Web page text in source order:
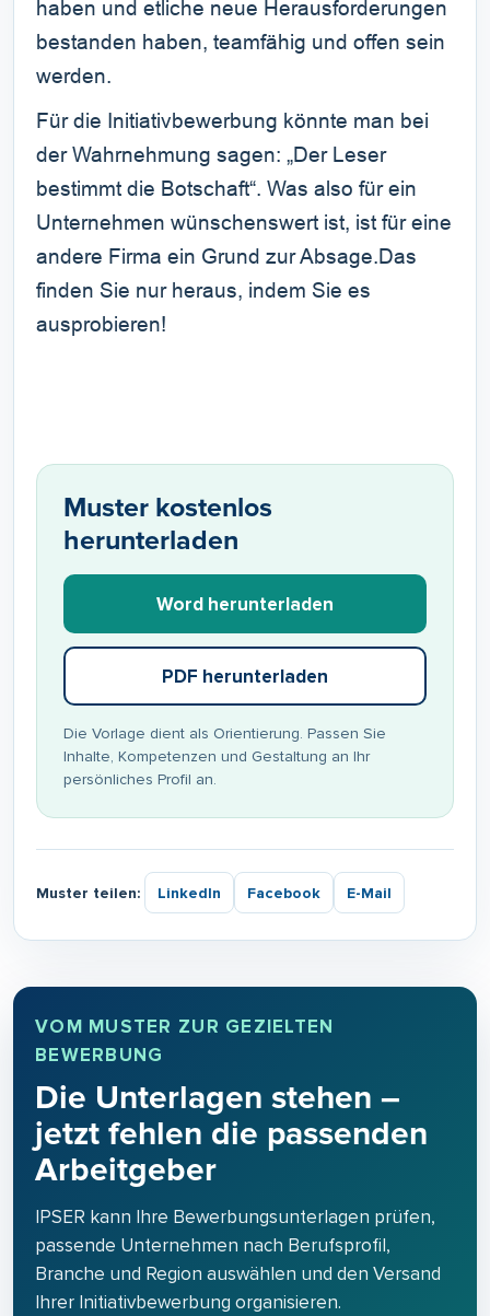
haben und etliche neue Herausforderungen
bestanden haben, teamfähig und offen sein
werden.
Für die Initiativbewerbung könnte man bei
der Wahrnehmung sagen: „Der Leser
bestimmt die Botschaft“. Was also für ein
Unternehmen wünschenswert ist, ist für eine
andere Firma ein Grund zur Absage.Das
finden Sie nur heraus, indem Sie es
ausprobieren!
Muster kostenlos
herunterladen
Word herunterladen
PDF herunterladen
Die Vorlage dient als Orientierung. Passen Sie
Inhalte, Kompetenzen und Gestaltung an Ihr
persönliches Profil an.
Muster teilen: LinkedIn Facebook E-Mail
VOM MUSTER ZUR GEZIELTEN
BEWERBUNG
Die Unterlagen stehen –
jetzt fehlen die passenden
Arbeitgeber
IPSER kann Ihre Bewerbungsunterlagen prüfen,
passende Unternehmen nach Berufsprofil,
Branche und Region auswählen und den Versand
Ihrer Initiativbewerbung organisieren.